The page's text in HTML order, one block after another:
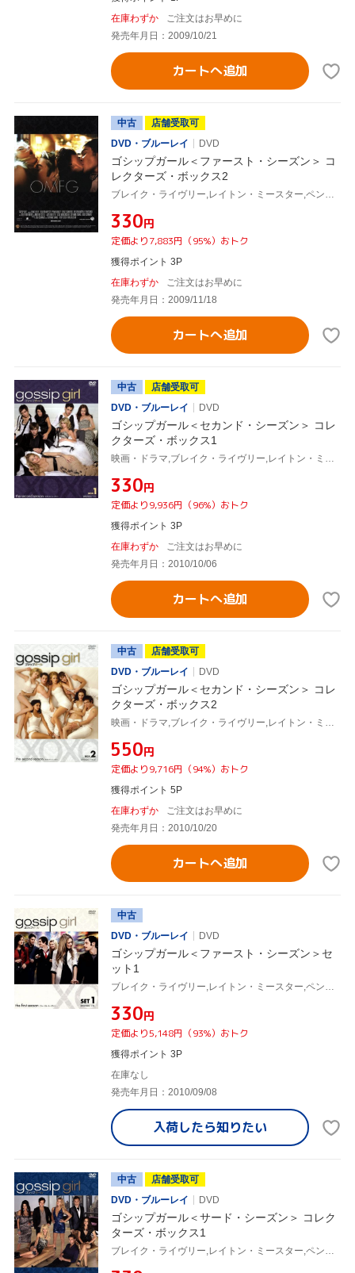
在庫わずか
ご注文はお早めに
発売年月日：2009/10/21
カートへ追加
中古
店舗受取可
DVD・ブルーレイ
DVD
ゴシップガール＜ファースト・シーズン＞ コ
レクターズ・ボックス2
ブレイク・ライヴリー,レイトン・ミースター,ペン・バッジリー,セシリー・フォン・ジーゲザー(原作)
¥330円
定価より7,883円（95%）おトク
獲得ポイント 3P
在庫わずか
ご注文はお早めに
発売年月日：2009/11/18
カートへ追加
中古
店舗受取可
DVD・ブルーレイ
DVD
ゴシップガール＜セカンド・シーズン＞ コレ
クターズ・ボックス1
映画・ドラマ,ブレイク・ライヴリー,レイトン・ミースター,ペン・バッジリー,セシリー・フォン・ジーゲザー(原作)
¥330円
定価より9,936円（96%）おトク
獲得ポイント 3P
在庫わずか
ご注文はお早めに
発売年月日：2010/10/06
カートへ追加
中古
店舗受取可
DVD・ブルーレイ
DVD
ゴシップガール＜セカンド・シーズン＞ コレ
クターズ・ボックス2
映画・ドラマ,ブレイク・ライヴリー,レイトン・ミースター,ペン・バッジリー,セシリー・フォン・ジーゲザー(原作)
¥550円
定価より9,716円（94%）おトク
獲得ポイント 5P
在庫わずか
ご注文はお早めに
発売年月日：2010/10/20
カートへ追加
中古
DVD・ブルーレイ
DVD
ゴシップガール＜ファースト・シーズン＞セ
ット1
ブレイク・ライヴリー,レイトン・ミースター,ペン・バッジリー,セシリー・フォン・ジーゲザー(原作)
¥330円
定価より5,148円（93%）おトク
獲得ポイント 3P
在庫なし
発売年月日：2010/09/08
入荷したら知りたい
中古
店舗受取可
DVD・ブルーレイ
DVD
ゴシップガール＜サード・シーズン＞ コレク
ターズ・ボックス1
ブレイク・ライヴリー,レイトン・ミースター,ペン・バッジリー,セシリー・フォン・ジーゲザー(原作)